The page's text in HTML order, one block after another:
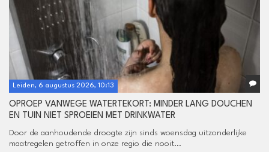
Leiden, 6 augustus 2026, 10:13
OPROEP VANWEGE WATERTEKORT: MINDER LANG DOUCHEN
EN TUIN NIET SPROEIEN MET DRINKWATER
Door de aanhoudende droogte zijn sinds woensdag uitzonderlijke
maatregelen getroffen in onze regio die nooit...